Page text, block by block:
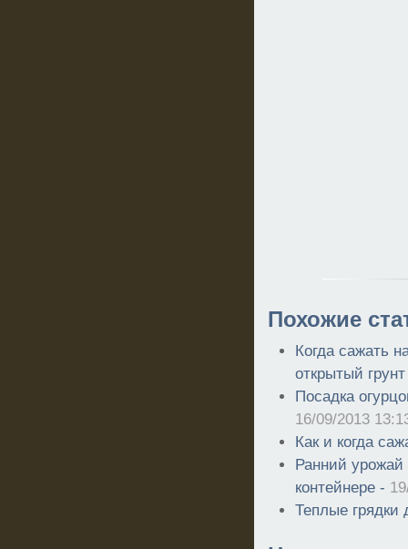
Похожие
Когда сажать
открытый
Посадка
16/09/2013
Как и когда
Ранний урожай
контейнере -
Теплые грядки